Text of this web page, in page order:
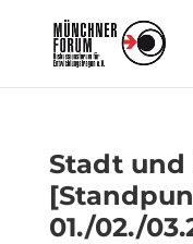
Stadt und
01./02./